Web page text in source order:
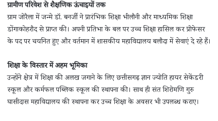
ग्रामीण परिवेश से शैक्षणिक ऊंचाइयों तक
ग्राम जोरैला में जन्मे डॉ. बनर्जी ने प्रारंभिक शिक्षा भीलौनी और माध्यमिक शिक्षा
डोंगाकोहरौद से प्राप्त की। अपनी प्रतिभा के बल पर उच्च शिक्षा हासिल कर प्रोफेसर
के पद पर चयनित हुए और वर्तमान में शासकीय महाविद्यालय बलौदा में सेवाएं दे रहे हैं।
शिक्षा के विस्तार में अहम भूमिका
उन्होंने क्षेत्र में शिक्षा की अलख जगाने के लिए छत्तीसगढ़ ज्ञान ज्योति हायर सेकेंडरी
स्कूल और कर्मफल पब्लिक स्कूल की स्थापना की। साथ ही संत शिरोमणि गुरु
घासीदास महाविद्यालय की स्थापना कर उच्च शिक्षा के अवसर भी उपलब्ध कराए।